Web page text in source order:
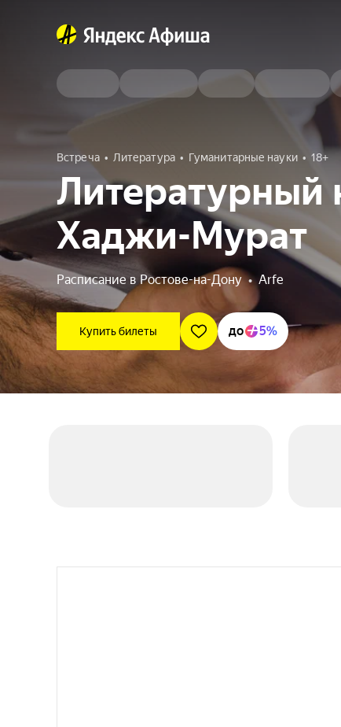
Встреча Литература Гуманитарные науки 18+
Литературный
Хаджи-Мурат
Расписание в Ростове-на-Дону•Arfe
Купить билеты до 5%